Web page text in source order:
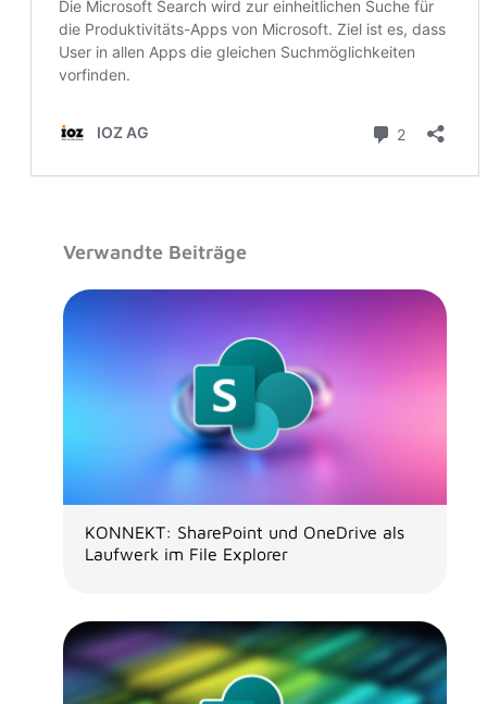
Verwandte Beiträge
KONNEKT: SharePoint und OneDrive als
Laufwerk im File Explorer